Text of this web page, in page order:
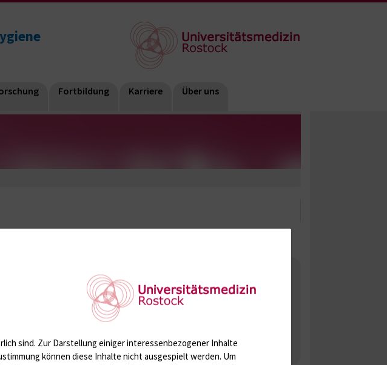
Fortbildung Karriere Über uns
Diagnostik
Routinediagnostik IMIKRO
sind. Zur Darstellung einiger interessenbezogener Inhalte
können diese Inhalte nicht ausgespielt werden. Um